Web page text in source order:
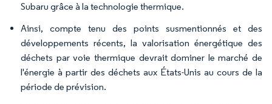
Subaru grâce à la technologie thermique.
Ainsi, compte tenu des points susmentionnés et des
développements récents, la valorisation énergétique des
déchets par voie thermique devrait dominer le marché de
l'énergie à partir des déchets aux États-Unis au cours de la
période de prévision.